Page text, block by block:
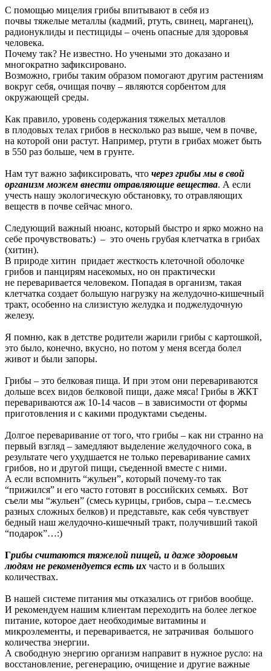
С помощью мицелия грибы впитывают в себя из
почвы тяжелые металлы (кадмий, ртуть, свинец, марганец),
радионуклиды и пестициды – очень опасные для здоровья
человека.
Почему так? Не известно. Но учеными это доказано и
многократно зафиксировано.
Возможно, грибы таким образом помогают другим растениям
вокруг себя, очищая почву – являются сорбентом для
окружающей среды.
Как правило, уровень содержания тяжелых металлов
в плодовых телах грибов в несколько раз выше, чем в почве,
на которой они растут. Например, ртути в грибах может быть
в 550 раз больше, чем в грунте.
Нам тут важно зафиксировать, что через грибы мы в свой
организм можем внести отравляющие вещества. А если
учесть нашу экологическую обстановку, то отравляющих
веществ в почве сейчас много.
Следующий важный нюанс, который быстро и ярко можно на
себе прочувствовать:) – это очень грубая клетчатка в грибах
(хитин).
В природе хитин придает жесткость клеточной оболочке
грибов и панцирям насекомых, но он практически
не переваривается человеком. Попадая в организм, такая
клетчатка создает большую нагрузку на желудочно-кишечный
тракт, особенно на слизистую желудка и поджелудочную
железу.
Я помню, как в детстве родители жарили грибы с картошкой,
это было, конечно, вкусно, но потом у меня всегда болел
живот и были запоры.
Грибы – это белковая пища. И при этом они перевариваются
дольше всех видов белковой пищи, даже мяса! Грибы в ЖКТ
перевариваются аж 10-14 часов – в зависимости от формы
приготовления и с какими продуктами съедены.
Долгое переваривание от того, что грибы – как ни странно на
первый взгляд – замедляют выделение желудочного сока, в
результате чего ухудшается не только переваривание самих
грибов, но и другой пищи, съеденной вместе с ними.
А если вспомнить “жульен”, который почему-то так
“прижился” и его часто готовят в российских семьях. Вот
съели мы “жульен” (смесь курицы, грибов, сыра – т.е.смесь
разных сложных белков) и представьте, как себя чувствует
бедный наш желудочно-кишечный тракт, получивший такой
“подарок”…:)
Грибы считаются тяжелой пищей, и даже здоровым
людям не рекомендуется есть их часто и в больших
количествах.
В нашей системе питания мы отказались от грибов вообще.
И рекомендуем нашим клиентам переходить на более легкое
питание, которое дает необходимые витамины и
микроэлементы, и переваривается, не затрачивая большого
количества энергии.
А свободную энергию организм направит в нужное русло: на
восстановление, регенерацию, очищение и другие важные